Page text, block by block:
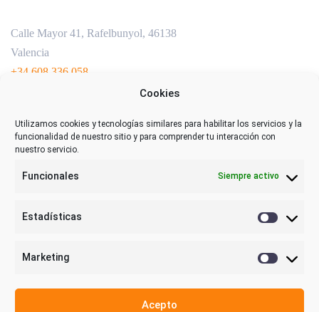
Cookies
Utilizamos cookies y tecnologías similares para habilitar los servicios y la
funcionalidad de nuestro sitio y para comprender tu interacción con
nuestro servicio.
Funcionales Siempre activo
Estadísticas
Marketing
Marketing
Acepto
Calle Mayor 41, Rafelbunyol, 46138
Valencia
+34 608 336 058
sensorizacion@visualnacert.com